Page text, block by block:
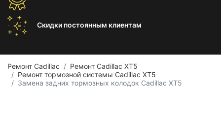
Скидки постоянным клиентам
Ремонт Cadillac
Ремонт Cadillac XT5
Ремонт тормозной системы Cadillac XT5
Замена задних тормозных колодок Cadillac XT5